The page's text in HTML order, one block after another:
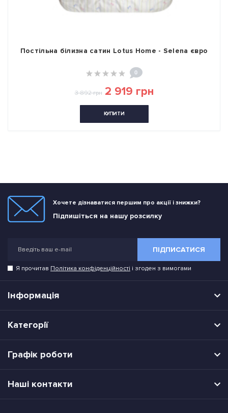
Постільна білизна сатин Lotus Home - Selena євро
0
3 892 грн 2 919 грн
КУПИТИ
Хочете дізнаватися першим про акції і знижки?
Підпишіться на нашу розсилку
ПІДПИСАТИСЯ
Я прочитав Політика конфіденційності і згоден з вимогами
Інформація
Категорії
Графік роботи
Наші контакти